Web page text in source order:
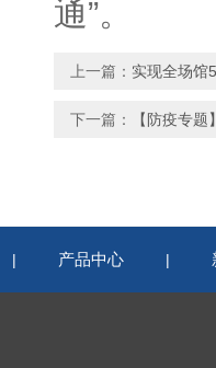
通”。
上一篇： 实现全场馆
下一篇： 【防疫专
| 产品中心 |